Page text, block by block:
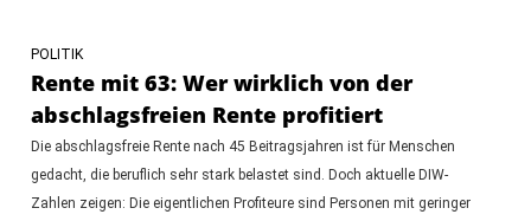
POLITIK
Rente mit 63: Wer wirklich von der
abschlagsfreien Rente profitiert
Die abschlagsfreie Rente nach 45 Beitragsjahren ist für Menschen
gedacht, die beruflich sehr stark belastet sind. Doch aktuelle DIW-
Zahlen zeigen: Die eigentlichen Profiteure sind Personen mit geringer